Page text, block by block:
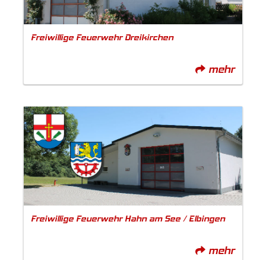
Freiwillige Feuerwehr Dreikirchen
mehr
Freiwillige Feuerwehr Hahn am See / Elbingen
mehr